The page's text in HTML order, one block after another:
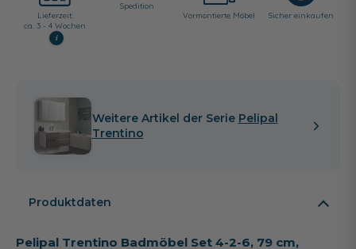
Lieferzeit:
ca. 3 - 4 Wochen
i
Spedition
Vormontierte Möbel
Sicher einkaufen
Weitere Artikel der Serie Pelipal
Trentino
Produktdaten
Pelipal Trentino Badmöbel Set 4-2-6, 79 cm,